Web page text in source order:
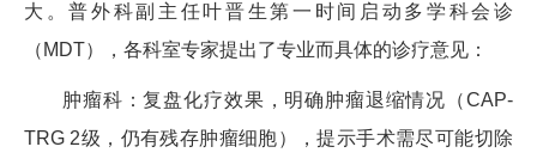
大。普外科副主任叶晋生第一时间启动多学科会诊
（MDT），各科室专家提出了专业而具体的诊疗意见：
肿瘤科：复盘化疗效果，明确肿瘤退缩情况（CAP-
TRG 2级，仍有残存肿瘤细胞），提示手术需尽可能切除